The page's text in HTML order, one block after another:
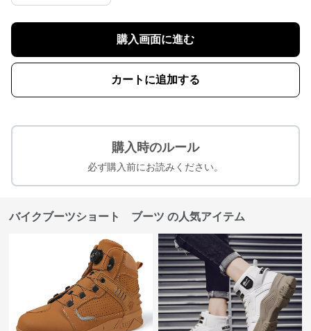
購入画面に進む
カートに追加する
購入時のルール
必ず購入前にお読みください。
バイクブーツショート ブーツ の人気アイテム